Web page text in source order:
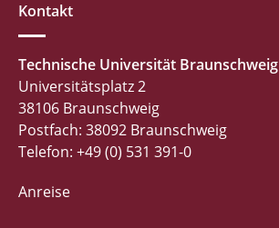
Kontakt
Technische Universität Braunschweig
Universitätsplatz 2
38106 Braunschweig
Postfach: 38092 Braunschweig
Telefon: +49 (0) 531 391-0
Anreise